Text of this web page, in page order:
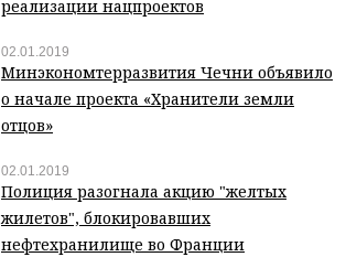
реализации нацпроектов
02.01.2019
Минэкономтерразвития Чечни объявило
о начале проекта «Хранители земли
отцов»
02.01.2019
Полиция разогнала акцию "желтых
жилетов", блокировавших
нефтехранилище во Франции